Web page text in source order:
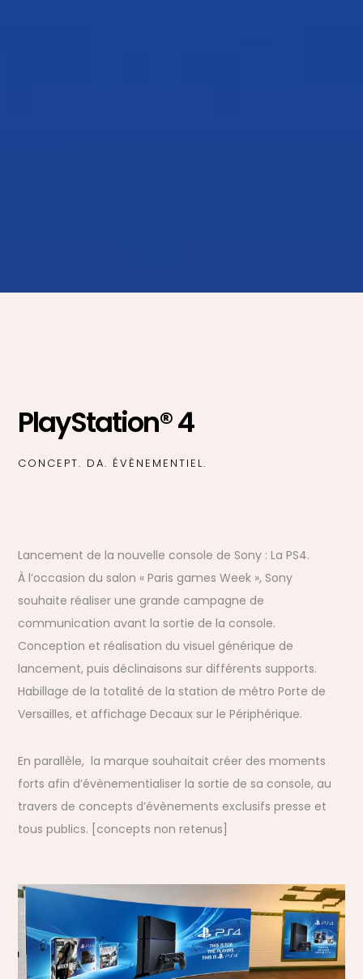
PlayStation® 4
CONCEPT. DA. ÉVÈNEMENTIEL.
Lancement de la nouvelle console de Sony : La PS4.
À l’occasion du salon « Paris games Week », Sony
souhaite réaliser une grande campagne de
communication avant la sortie de la console.
Conception et réalisation du visuel générique de
lancement, puis déclinaisons sur différents supports.
Habillage de la totalité de la station de métro Porte de
Versailles, et affichage Decaux sur le Périphérique.
En parallèle, la marque souhaitait créer des moments
forts afin d’évènementialiser la sortie de sa console, au
travers de concepts d’évènements exclusifs presse et
tous publics. [concepts non retenus]